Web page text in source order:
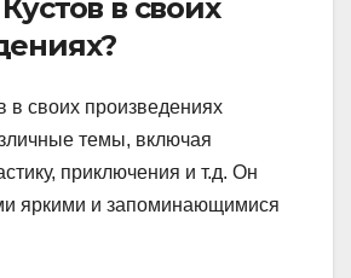
в своих
в своих произведениях
темы, включая
приключения и т.д. Он
яркими и запоминающимися